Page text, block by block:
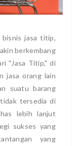
bisnis jasa titip,
berkembang
"Jasa Titip," di
jasa orang lain
suatu barang
tersedia di
lebih lanjut
sukses yang
yang